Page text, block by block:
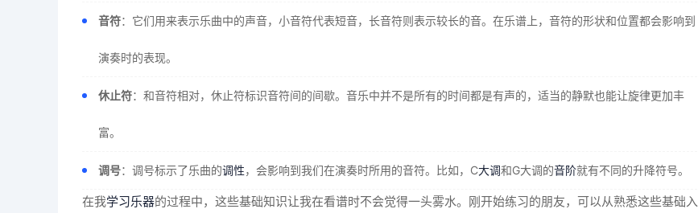
音符：它们用来表示乐曲中的声音，小音符代表短音，长音符则表示较长的音。在乐谱上，音符的形状和位置都会影响到
演奏时的表现。
休止符：和音符相对，休止符标识音符间的间歇。音乐中并不是所有的时间都是有声的，适当的静默也能让旋律更加丰
富。
调号：调号标示了乐曲的调性，会影响到我们在演奏时所用的音符。比如，C大调和G大调的音阶就有不同的升降符号。
在我学习乐器的过程中，这些基础知识让我在看谱时不会觉得一头雾水。刚开始练习的朋友，可以从熟悉这些基础入